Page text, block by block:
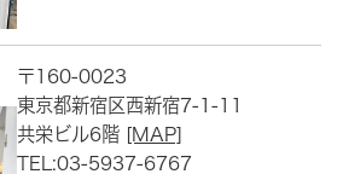
〒160-0023
東京都新宿区西新宿7-1-11
共栄ビル6階 [MAP]
TEL:03-5937-6767